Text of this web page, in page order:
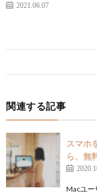
2021.06.07
関連する記事
スマホ
ら、無
Macユー